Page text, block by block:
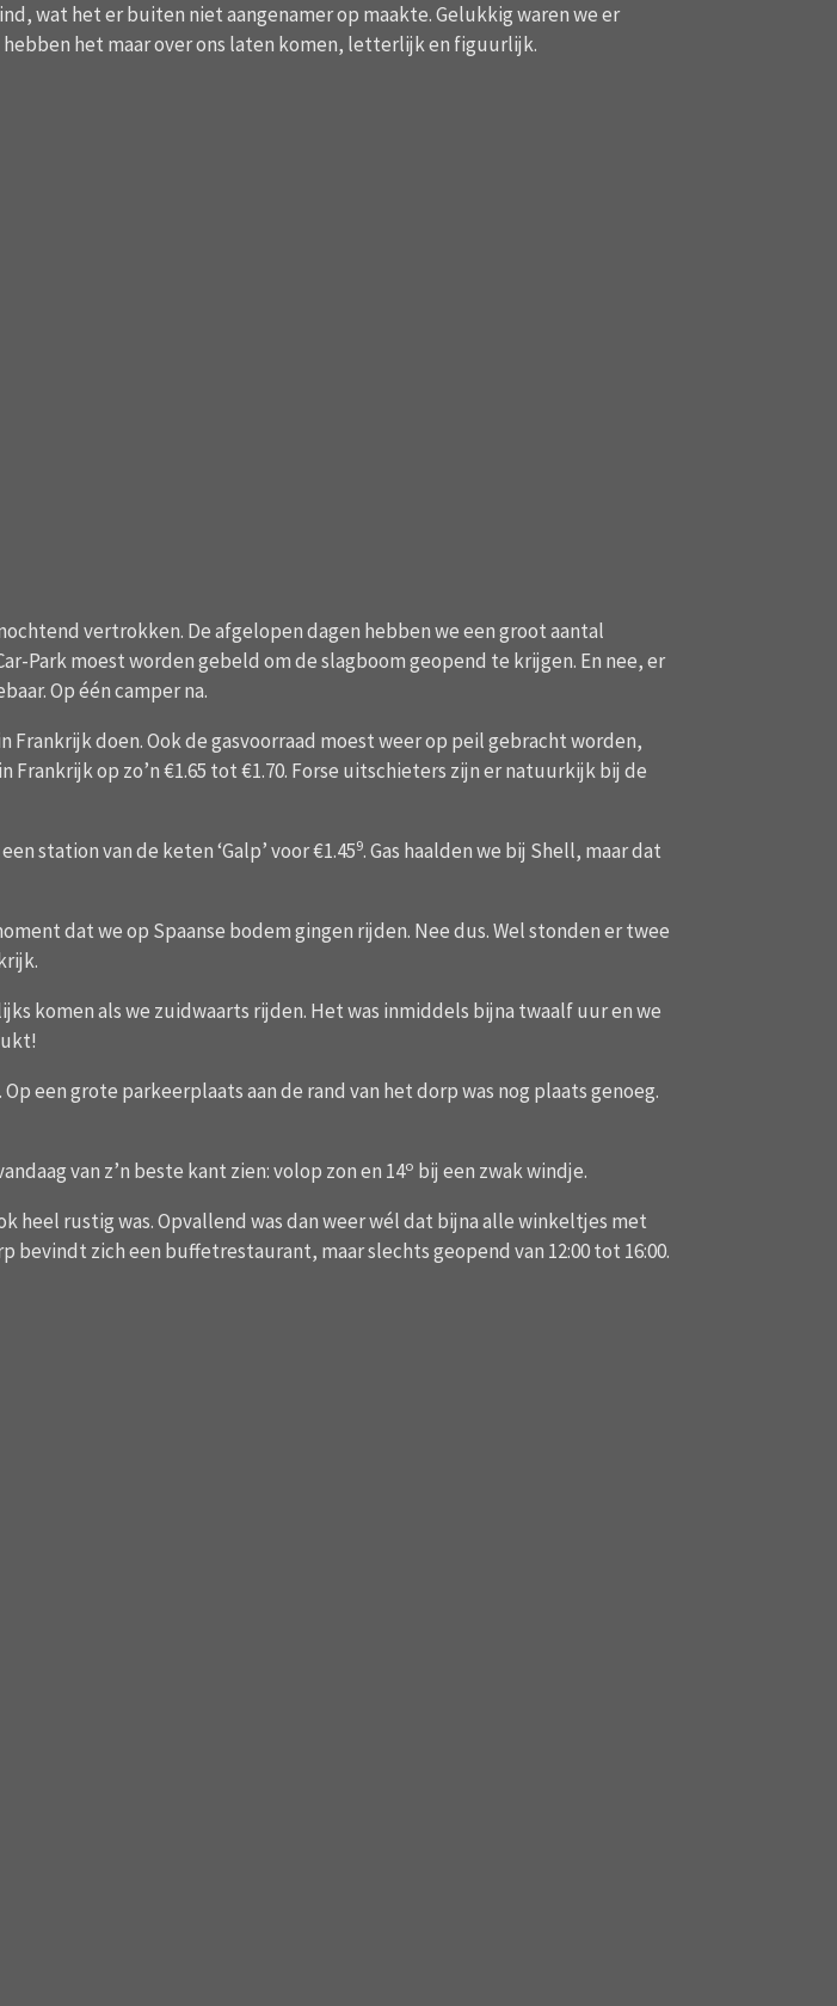
wat het er buiten niet aangenamer op maakte. Gelukkig waren we er
het maar over ons laten komen, letterlijk en figuurlijk.
vertrokken. De afgelopen dagen hebben we een groot aantal
Park moest worden gebeld om de slagboom geopend te krijgen. En nee, er
Op één camper na.
doen. Ook de gasvoorraad moest weer op peil gebracht worden,
op zo’n €1.65 tot €1.70. Forse uitschieters zijn er natuurkijk bij de
station van de keten ‘Galp’ voor €1.459. Gas haalden we bij Shell, maar dat
dat we op Spaanse bodem gingen rijden. Nee dus. Wel stonden er twee
komen als we zuidwaarts rijden. Het was inmiddels bijna twaalf uur en we
een grote parkeerplaats aan de rand van het dorp was nog plaats genoeg.
van z’n beste kant zien: volop zon en 14o bij een zwak windje.
heel rustig was. Opvallend was dan weer wél dat bijna alle winkeltjes met
zich een buffetrestaurant, maar slechts geopend van 12:00 tot 16:00.